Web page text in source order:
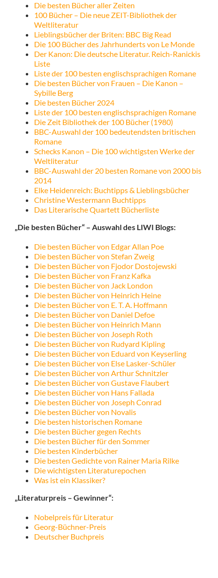
Die besten Bücher aller Zeiten
100 Bücher – Die neue ZEIT-Bibliothek der
Weltliteratur
Lieblingsbücher der Briten: BBC Big Read
Die 100 Bücher des Jahrhunderts von Le Monde
Der Kanon: Die deutsche Literatur. Reich-Ranickis
Liste
Liste der 100 besten englischsprachigen Romane
Die besten Bücher von Frauen – Die Kanon –
Sybille Berg
Die besten Bücher 2024
Liste der 100 besten englischsprachigen Romane
Die Zeit Bibliothek der 100 Bücher (1980)
BBC-Auswahl der 100 bedeutendsten britischen
Romane
Schecks Kanon – Die 100 wichtigsten Werke der
Weltliteratur
BBC-Auswahl der 20 besten Romane von 2000 bis
2014
Elke Heidenreich: Buchtipps & Lieblingsbücher
Christine Westermann Buchtipps
Das Literarische Quartett Bücherliste
„Die besten Bücher“ – Auswahl des LIWI Blogs:
Die besten Bücher von Edgar Allan Poe
Die besten Bücher von Stefan Zweig
Die besten Bücher von Fjodor Dostojewski
Die besten Bücher von Franz Kafka
Die besten Bücher von Jack London
Die besten Bücher von Heinrich Heine
Die besten Bücher von E. T. A. Hoffmann
Die besten Bücher von Daniel Defoe
Die besten Bücher von Heinrich Mann
Die besten Bücher von Joseph Roth
Die besten Bücher von Rudyard Kipling
Die besten Bücher von Eduard von Keyserling
Die besten Bücher von Else Lasker-Schüler
Die besten Bücher von Arthur Schnitzler
Die besten Bücher von Gustave Flaubert
Die besten Bücher von Hans Fallada
Die besten Bücher von Joseph Conrad
Die besten Bücher von Novalis
Die besten historischen Romane
Die besten Bücher gegen Rechts
Die besten Bücher für den Sommer
Die besten Kinderbücher
Die besten Gedichte von Rainer Maria Rilke
Die wichtigsten Literaturepochen
Was ist ein Klassiker?
„Literaturpreis – Gewinner“:
Nobelpreis für Literatur
Georg-Büchner-Preis
Deutscher Buchpreis